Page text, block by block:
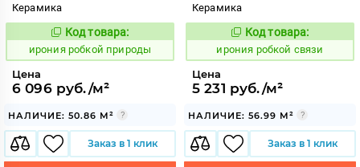
Керамика
1103600
Код товара:
ирония робкой природы
Цена
6 096 руб./м²
НАЛИЧИЕ: 50.86 М²
Заказ в 1 клик
Керамика
1103586
Код товара:
ирония робкой связи
Цена
5 231 руб./м²
НАЛИЧИЕ: 56.99 М²
Заказ в 1 клик